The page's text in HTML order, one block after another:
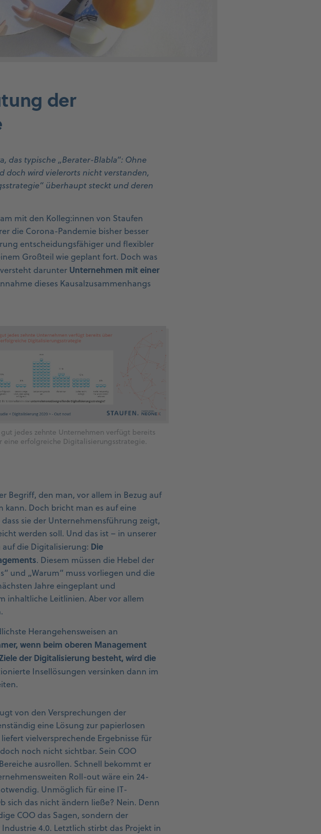
der
das typische „Berater-Blabla“: Ohne
doch wird vielerorts nicht verstanden,
überhaupt steckt und deren
mit den Kolleg:innen von Staufen
die Corona-Pandemie bisher besser
entscheidungsfähiger und flexibler
Großteil wie geplant fort. Doch was
darunter Unternehmen mit einer
dieses Kausalzusammenhangs
gut jedes zehnte Unternehmen verfügt bereits
eine erfolgreiche Digitalisierungsstrategie.
Begriff, den man, vor allem in Bezug auf
Doch bricht man es auf eine
sie der Unternehmensführung zeigt,
werden soll. Und das ist – in unserer
die Digitalisierung: Die
. Diesem müssen die Hebel der
und „Warum“ muss vorliegen und die
Jahre eingeplant und
inhaltliche Leitlinien. Aber vor allem
Herangehensweisen an
wenn beim oberen Management
der Digitalisierung besteht, wird die
Insellösungen versinken dann im
von den Versprechungen der
eine Lösung zur papierlosen
vielversprechende Ergebnisse für
noch nicht sichtbar. Sein COO
ausrollen. Schnell bekommt er
Roll-out wäre ein 24-
Unmöglich für eine IT-
sich das nicht ändern ließe? Nein. Denn
COO das Sagen, sondern der
4.0. Letztlich stirbt das Projekt in